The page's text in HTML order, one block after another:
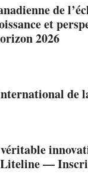
de
et
2026
de
—